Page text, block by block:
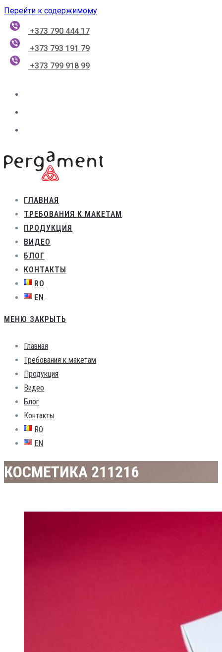
Перейти к содержимому
+373 790 444 17
+373 793 191 79
+373 799 918 99
ГЛАВНАЯ
ТРЕБОВАНИЯ К МАКЕТАМ
ПРОДУКЦИЯ
ВИДЕО
БЛОГ
КОНТАКТЫ
RO
EN
МЕНЮ ЗАКРЫТЬ
Главная
Требования к макетам
Продукция
Видео
Блог
Контакты
RO
EN
КОСМЕТИКА 211216